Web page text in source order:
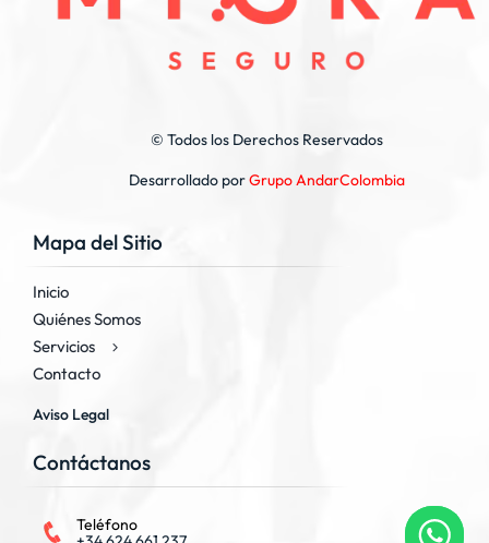
© Todos los Derechos Reservados
Desarrollado porGrupo AndarColombia
Mapa del Sitio
Inicio
Quiénes Somos
Servicios
Contacto
Aviso Legal
Contáctanos
Teléfono